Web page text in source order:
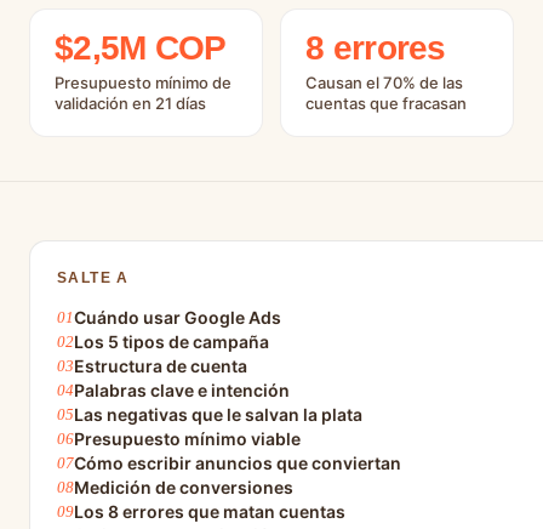
$2,5M COP
Presupuesto mínimo de
validación en 21 días
8 errores
Causan el 70% de las
cuentas que fracasan
SALTE A
Cuándo usar Google Ads
Los 5 tipos de campaña
Estructura de cuenta
Palabras clave e intención
Las negativas que le salvan la plata
Presupuesto mínimo viable
Cómo escribir anuncios que conviertan
Medición de conversiones
Los 8 errores que matan cuentas